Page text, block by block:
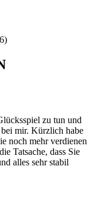
zu tun und
mir. Kürzlich habe
noch mehr verdienen
Tatsache, dass Sie
alles sehr stabil